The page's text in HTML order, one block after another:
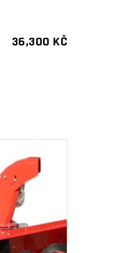
36,300 KČ